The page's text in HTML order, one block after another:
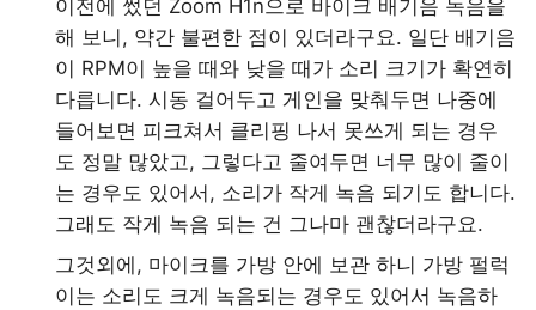
이전에 썼던 Zoom H1n으로 바이크 배기음 녹음을
해 보니, 약간 불편한 점이 있더라구요. 일단 배기음
이 RPM이 높을 때와 낮을 때가 소리 크기가 확연히
다릅니다. 시동 걸어두고 게인을 맞춰두면 나중에
들어보면 피크쳐서 클리핑 나서 못쓰게 되는 경우
도 정말 많았고, 그렇다고 줄여두면 너무 많이 줄이
는 경우도 있어서, 소리가 작게 녹음 되기도 합니다.
그래도 작게 녹음 되는 건 그나마 괜찮더라구요.
그것외에, 마이크를 가방 안에 보관 하니 가방 펄럭
이는 소리도 크게 녹음되는 경우도 있어서 녹음하